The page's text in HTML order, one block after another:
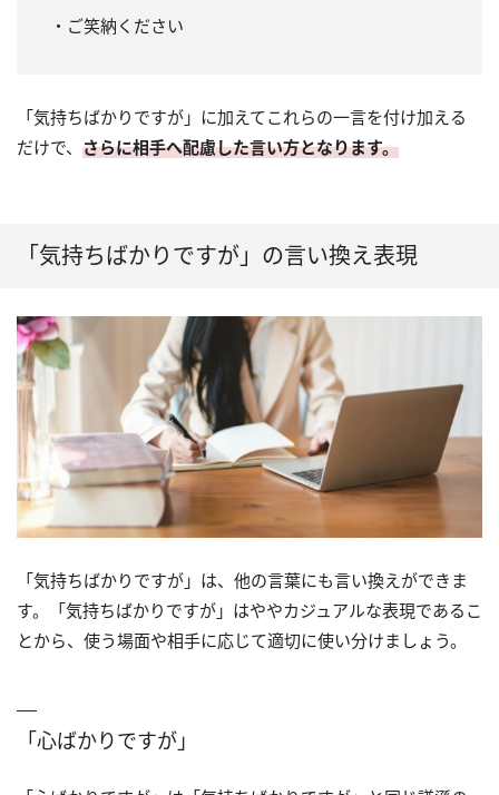
・ご笑納ください
「気持ちばかりですが」に加えてこれらの一言を付け加える
だけで、 さらに相手へ配慮した言い方となります。
「気持ちばかりですが」の言い換え表現
「気持ちばかりですが」は、他の言葉にも言い換えができま
す。「気持ちばかりですが」はややカジュアルな表現であるこ
とから、使う場面や相手に応じて適切に使い分けましょう。
「心ばかりですが」